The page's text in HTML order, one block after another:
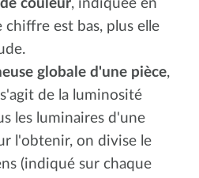
couleur, indiquée en
chiffre est bas, plus elle
globale d'une pièce,
de la luminosité
les luminaires d'une
l'obtenir, on divise le
(indiqué sur chaque